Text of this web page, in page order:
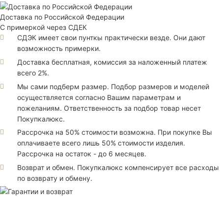
Доставка по Российской Федерации
С примеркой через СДЕК
СДЭК имеет свои пунткы практически везде. Они дают
возможность примерки.
Доставка бесплатная, комиссия за наложенный платеж
всего 2%.
Мы сами подберм размер. Подбор размеров и моделей
осуществляется согласно Вашим параметрам и
пожеланиям. Ответственность за подбор товар несет
Покупкалюкс.
Рассрочка на 50% стоимости возможна. При покупке Вы
оплачиваете всего лишь 50% стоимости изделия.
Рассрочка на остаток - до 6 месяцев.
Возврат и обмен. Покупкалюкс компенсирует все расходы
по возврату и обмену.